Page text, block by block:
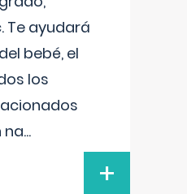
Te ayudará
bebé, el
los
na...
+